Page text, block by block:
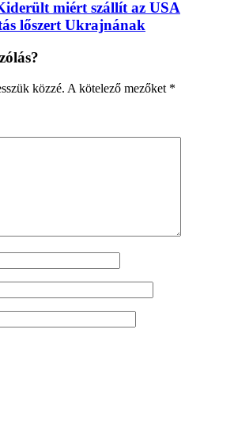
miért szállít az USA
lőszert Ukrajnának
közzé. A kötelező mezőket *